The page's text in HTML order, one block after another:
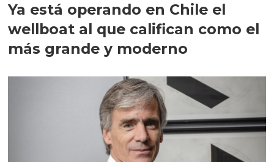
Ya está operando en Chile el
wellboat al que califican como el
más grande y moderno